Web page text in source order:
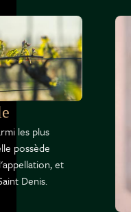
les plus
possède
et
Denis.